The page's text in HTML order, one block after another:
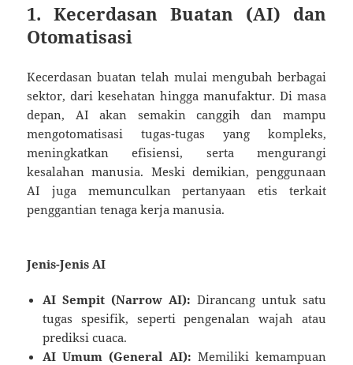
1. Kecerdasan Buatan (AI) dan
Otomatisasi
Kecerdasan buatan telah mulai mengubah berbagai
sektor, dari kesehatan hingga manufaktur. Di masa
depan, AI akan semakin canggih dan mampu
mengotomatisasi tugas-tugas yang kompleks,
meningkatkan efisiensi, serta mengurangi
kesalahan manusia. Meski demikian, penggunaan
AI juga memunculkan pertanyaan etis terkait
penggantian tenaga kerja manusia.
Jenis-Jenis AI
AI Sempit (Narrow AI): Dirancang untuk satu
tugas spesifik, seperti pengenalan wajah atau
prediksi cuaca.
AI Umum (General AI): Memiliki kemampuan